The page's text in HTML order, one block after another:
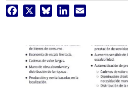
Facebook BlueskyLinkedIn